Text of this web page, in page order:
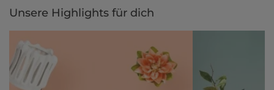
Unsere Highlights für dich